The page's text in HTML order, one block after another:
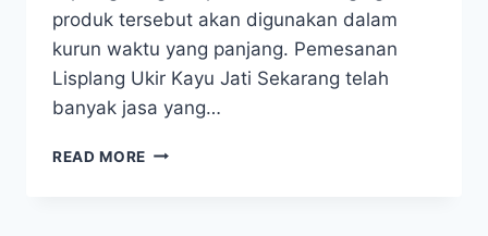
produk tersebut akan digunakan dalam
kurun waktu yang panjang. Pemesanan
Lisplang Ukir Kayu Jati Sekarang telah
banyak jasa yang…
READ MORE